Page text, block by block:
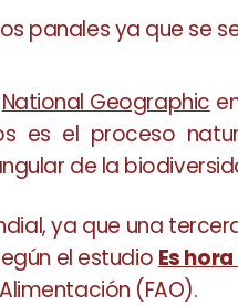
panales ya que se
National Geographic
es el proceso
de la
ya que una
el estudio Es
(FAO).